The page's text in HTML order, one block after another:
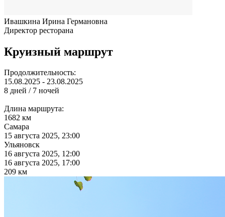
Ивашкина Ирина Германовна
Директор ресторана
Круизный маршрут
Продолжительность:
15.08.2025 - 23.08.2025
8 дней / 7 ночей
Длина маршрута:
1682 км
Самара
15 августа 2025, 23:00
Ульяновск
16 августа 2025, 12:00
16 августа 2025, 17:00
209 км